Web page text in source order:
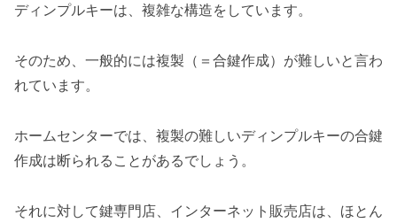
ディンプルキーは、複雑な構造をしています。
そのため、一般的には複製（＝合鍵作成）が難しいと言わ
れています。
ホームセンターでは、複製の難しいディンプルキーの合鍵
作成は断られることがあるでしょう。
それに対して鍵専門店、インターネット販売店は、ほとん